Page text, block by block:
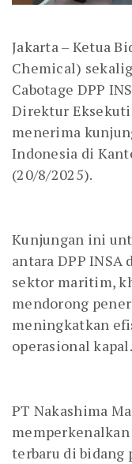
Jakarta – Ketua
Chemical)
Cabotage DPP
Direktur
menerima
Indonesia di
(20/8/2025).
Kunjungan ini
antara DPP
sektor maritim,
mendorong
meningkatkan
operasional kapal.
PT Nakashima
terbaru di